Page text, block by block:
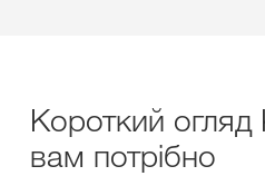
Короткий
вам потрібно